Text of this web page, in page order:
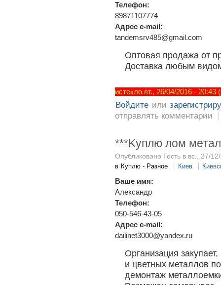
Телефон:
89871107774
Адрес e-mail:
tandemsrv485@gmail.com
Оптовая продажа от
Доставка любым
истекло вт., 26/04/2016 -
Войдите или
отправлять комментарии
***Kуплю лом
Опубликовано Гость в вс., 27/
в Куплю - Разное Киев
Ваше имя:
Александр
Телефон:
050-546-43-05
Адрес e-mail:
dailinet3000@yandex.ru
Организация
и цветных металлов
демонтаж